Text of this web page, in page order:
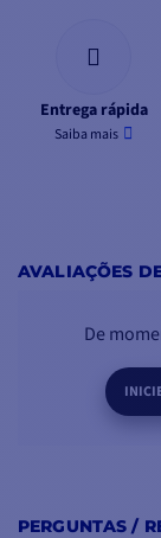
Entrega rápida
Saiba mais
AVALIAÇÕES
De
PERGUNTAS /